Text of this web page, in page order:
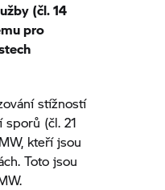
(čl. 14
pro
stížností
(čl. 21
kteří jsou
Toto jsou